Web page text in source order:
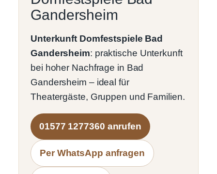
Gandersheim
Unterkunft Domfestspiele Bad
Gandersheim: praktische Unterkunft
bei hoher Nachfrage in Bad
Gandersheim – ideal für
Theatergäste, Gruppen und Familien.
01577 1277360 anrufen
Per WhatsApp anfragen